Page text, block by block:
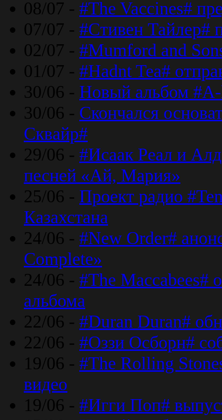
08/07 - #The Vaccines#
07/07 - #Стивен Тайлер#
02/07 - #Mumford and
01/07 - #Hadnt Tea#
30/06 - Новый альбом #A-
30/06 - Скончался
Сквайр#
29/06 - #Исаак Реал и
песней «Ай, Мария»
25/06 - Проект радио
Казахстана
24/06 - #New Order#
Complete»
24/06 - #The Maccabees#
альбома
22/06 - #Duran Duran#
22/06 - #Оззи Осборн#
19/06 - #The Rolling
видео
19/06 - #Игги Поп#